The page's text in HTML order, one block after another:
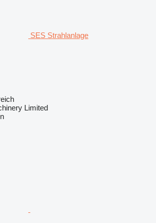
SES Strahlanlage
Limited